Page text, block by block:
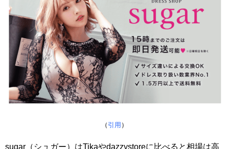
（ 引用 ）
sugar（シュガー）はTikaやdazzystoreに比べると相場は高